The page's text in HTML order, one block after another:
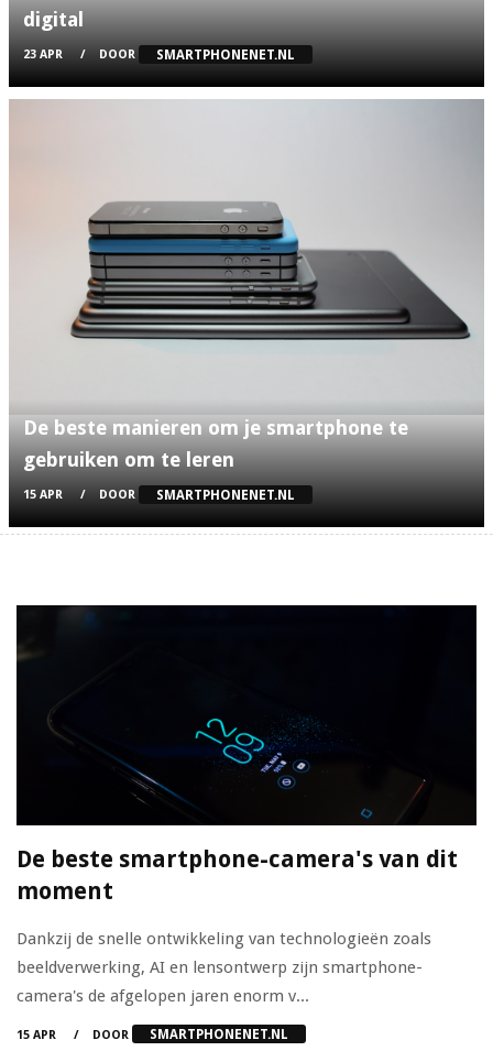
digital
23 APR DOOR SMARTPHONENET.NL
De beste manieren om je smartphone te
gebruiken om te leren
15 APR DOOR SMARTPHONENET.NL
De beste smartphone-camera's van dit
moment
Dankzij de snelle ontwikkeling van technologieën zoals
beeldverwerking, AI en lensontwerp zijn smartphone-
camera's de afgelopen jaren enorm v...
15 APR DOOR SMARTPHONENET.NL